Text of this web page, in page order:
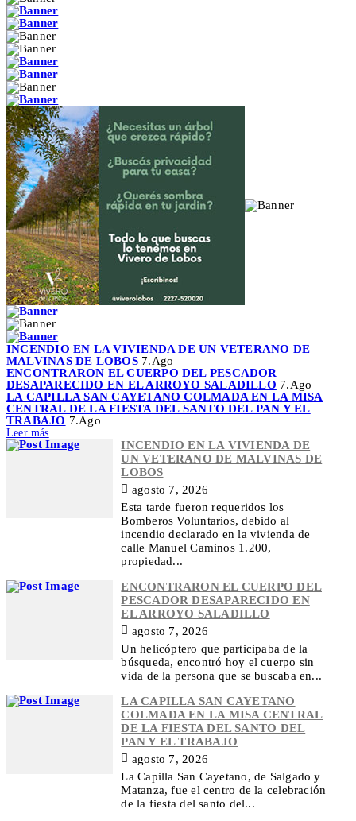
INCENDIO EN LA VIVIENDA DE UN VETERANO DE
MALVINAS DE LOBOS 7.Ago
ENCONTRARON EL CUERPO DEL PESCADOR
DESAPARECIDO EN EL ARROYO SALADILLO 7.Ago
LA CAPILLA SAN CAYETANO COLMADA EN LA MISA
CENTRAL DE LA FIESTA DEL SANTO DEL PAN Y EL
TRABAJO 7.Ago
Leer más
INCENDIO EN LA VIVIENDA DE
UN VETERANO DE MALVINAS DE
LOBOS
agosto 7, 2026
Esta tarde fueron requeridos los
Bomberos Voluntarios, debido al
incendio declarado en la vivienda de
calle Manuel Caminos 1.200,
propiedad...
ENCONTRARON EL CUERPO DEL
PESCADOR DESAPARECIDO EN
EL ARROYO SALADILLO
agosto 7, 2026
Un helicóptero que participaba de la
búsqueda, encontró hoy el cuerpo sin
vida de la persona que se buscaba en...
LA CAPILLA SAN CAYETANO
COLMADA EN LA MISA CENTRAL
DE LA FIESTA DEL SANTO DEL
PAN Y EL TRABAJO
agosto 7, 2026
La Capilla San Cayetano, de Salgado y
Matanza, fue el centro de la celebración
de la fiesta del santo del...